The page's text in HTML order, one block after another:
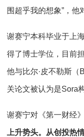
围超乎我的想象”，他
谢赛宁本科毕业于上
得了博士学位，目前
他与比尔·皮不勒斯
关论文被认为是Sora
谢赛宁对《第一财经
上升势头。从创投热